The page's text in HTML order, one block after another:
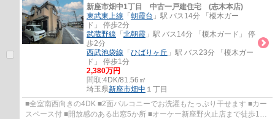
新座市畑中1丁目 中古一戸建住宅 (志木本店)
東武東上線 「 朝霞台 」駅 バス14分 「榎木ガー
ド」 停歩2分
武蔵野線 「 北朝霞 」駅 バス14分 「榎木ガード」 停
歩2分
西武池袋線 「 ひばりヶ丘 」駅 バス23分 「榎木ガー
ド」 停歩1分
2,380万円
間取:4DK/81.56㎡
埼玉県新座市畑中 １丁目
■全室南西向きの4DK ■2面バルコニーでお洗濯もたっぷり干せます ■カー
スペース付 ■開放感のある出窓5か所 ■オーケー新座野火止店まで徒歩10